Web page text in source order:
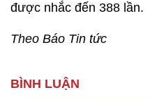
được nhắc đến 388 lần.
Theo Báo Tin tức